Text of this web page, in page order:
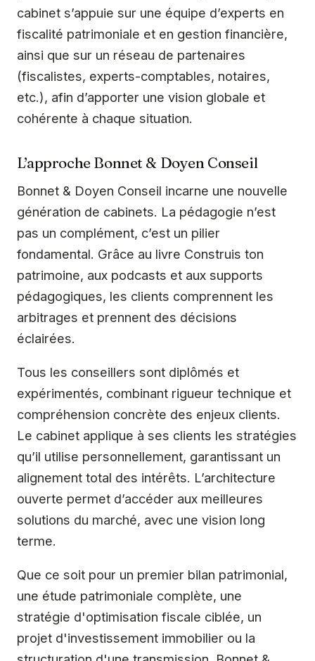
cabinet s’appuie sur une équipe d’experts en
fiscalité patrimoniale et en gestion financière,
ainsi que sur un réseau de partenaires
(fiscalistes, experts-comptables, notaires,
etc.), afin d’apporter une vision globale et
cohérente à chaque situation.
L’approche Bonnet & Doyen Conseil
Bonnet & Doyen Conseil incarne une nouvelle
génération de cabinets. La pédagogie n’est
pas un complément, c’est un pilier
fondamental. Grâce au livre Construis ton
patrimoine, aux podcasts et aux supports
pédagogiques, les clients comprennent les
arbitrages et prennent des décisions
éclairées.
Tous les conseillers sont diplômés et
expérimentés, combinant rigueur technique et
compréhension concrète des enjeux clients.
Le cabinet applique à ses clients les stratégies
qu’il utilise personnellement, garantissant un
alignement total des intérêts. L’architecture
ouverte permet d’accéder aux meilleures
solutions du marché, avec une vision long
terme.
Que ce soit pour un premier bilan patrimonial,
une étude patrimoniale complète, une
stratégie d'optimisation fiscale ciblée, un
projet d'investissement immobilier ou la